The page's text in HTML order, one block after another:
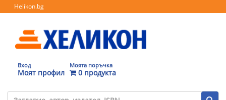
Helikon.bg
Вход
Моят профил
Моята поръчка
0 продукта